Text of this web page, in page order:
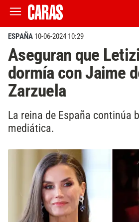
ESPAÑA 10-06-2024 10:29
Aseguran que
dormía con Jaime
Zarzuela
La reina de España continúa
mediática.